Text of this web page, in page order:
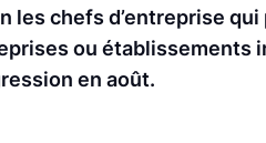
les chefs d’entreprise
ou établissements
en août.